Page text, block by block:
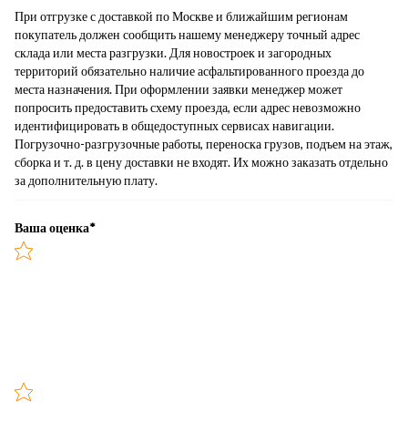
При отгрузке с доставкой по Москве и ближайшим регионам
покупатель должен сообщить нашему менеджеру точный адрес
склада или места разгрузки. Для новостроек и загородных
территорий обязательно наличие асфальтированного проезда до
места назначения. При оформлении заявки менеджер может
попросить предоставить схему проезда, если адрес невозможно
идентифицировать в общедоступных сервисах навигации.
Погрузочно-разгрузочные работы, переноска грузов, подъем на этаж,
сборка и т. д. в цену доставки не входят. Их можно заказать отдельно
за дополнительную плату.
Ваша оценка*